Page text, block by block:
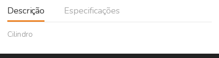
Descrição Especificações
Cilindro